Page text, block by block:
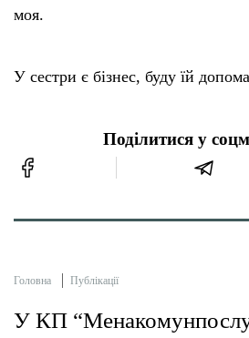
моя.
У сестри є бізнес, буду їй
Поділитися у
Головна Публікації
У КП